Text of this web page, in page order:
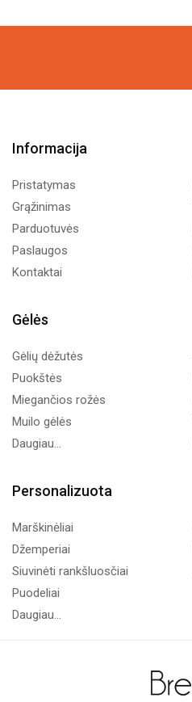
Informacija
Pristatymas
Grąžinimas
Parduotuvės
Paslaugos
Kontaktai
Gėlės
Gėlių dėžutės
Puokštės
Miegančios rožės
Muilo gėlės
Daugiau...
Personalizuota
Marškinėliai
Džemperiai
Siuvinėti rankšluosčiai
Puodeliai
Daugiau...